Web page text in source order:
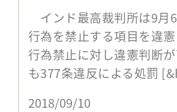
インド最高裁判所は9月
行為を禁止する項目を違
行為禁止に対し違憲判断
も377条違反による処罰
2018/09/10